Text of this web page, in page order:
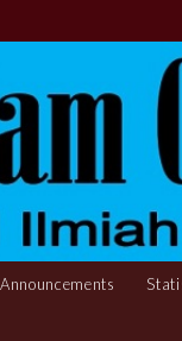
Announcements